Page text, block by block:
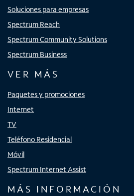
Soluciones para empresas
Spectrum Reach
Spectrum Community Solutions
Spectrum Business
VER MÁS
Paquetes y promociones
Internet
TV
Teléfono Residencial
Móvil
Spectrum Internet Assist
MÁS INFORMACIÓN